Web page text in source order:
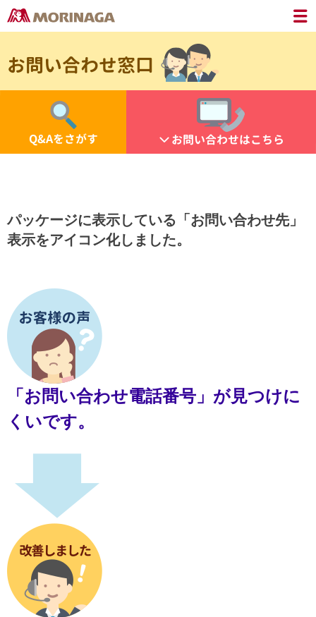
お問い合わせ窓口
Q&Aをさがす お問い合わせはこちら
パッケージに表示している「お問い合わせ先」
表示をアイコン化しました。
「お問い合わせ電話番号」が見つけに
くいです。